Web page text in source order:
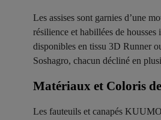
Les assises sont garnies d’une
résilience et habillées de housses
disponibles en tissu 3D Runner
Soshagro, chacun décliné en
Matériaux et Coloris
Les fauteuils et canapés